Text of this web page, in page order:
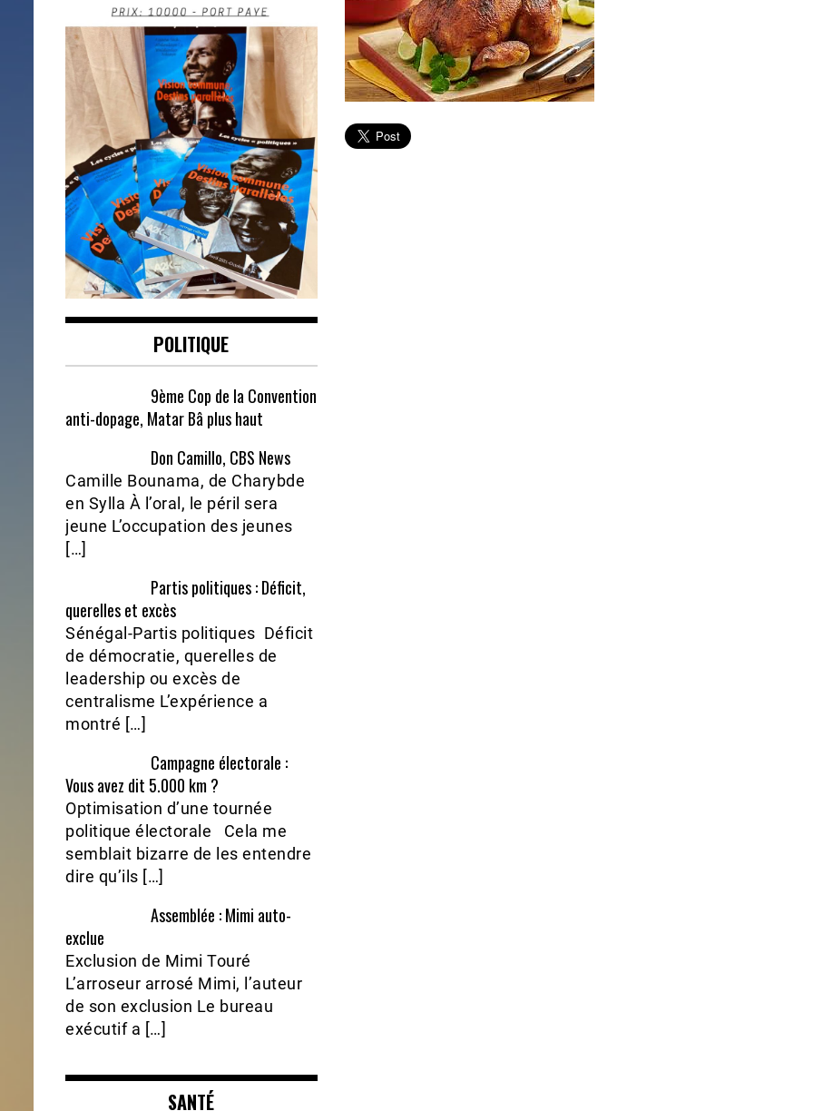
POLITIQUE
9ème Cop de la Convention
anti-dopage, Matar Bâ plus haut
Don Camillo, CBS News
Camille Bounama, de Charybde
en Sylla À l’oral, le péril sera
jeune L’occupation des jeunes
[…]
Partis politiques : Déficit,
querelles et excès
Sénégal-Partis politiques Déficit
de démocratie, querelles de
leadership ou excès de
centralisme L’expérience a
montré […]
Campagne électorale :
Vous avez dit 5.000 km ?
Optimisation d’une tournée
politique électorale Cela me
semblait bizarre de les entendre
dire qu’ils […]
Assemblée : Mimi auto-
exclue
Exclusion de Mimi Touré
L’arroseur arrosé Mimi, l’auteur
de son exclusion Le bureau
exécutif a […]
SANTÉ